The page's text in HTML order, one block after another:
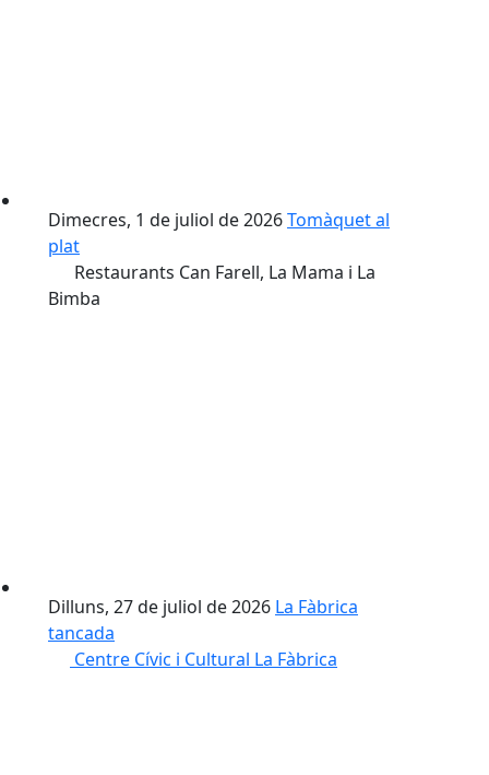
Dimecres, 1 de juliol de 2026Tomàquet al
plat
Restaurants Can Farell, La Mama i La
Bimba
Dilluns, 27 de juliol de 2026 La Fàbrica
tancada
Centre Cívic i Cultural La Fàbrica